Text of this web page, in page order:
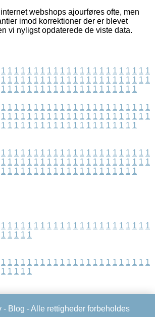
webshops ajourføres ofte, men
imod korrektioner der er blevet
vi nyligst opdaterede de viste data.
1 1 1 1 1 1 1 1 1 1 1 1 1 1 1 1 1 1 1 1 1 1 1
1 1 1 1 1 1 1 1 1 1 1 1 1 1 1 1 1 1 1 1 1 1 1
1 1 1 1 1 1 1 1 1 1 1 1 1 1 1 1 1 1 1 1 1
1 1 1 1 1 1 1 1 1 1 1 1 1 1 1 1 1 1 1 1 1 1 1
1 1 1 1 1 1 1 1 1 1 1 1 1 1 1 1 1 1 1 1 1 1 1
1 1 1 1 1 1 1 1 1 1 1 1 1 1 1 1 1 1 1 1 1
1 1 1 1 1 1 1 1 1 1 1 1 1 1 1 1 1 1 1 1 1 1 1
1 1 1 1 1 1 1 1 1 1 1 1 1 1 1 1 1 1 1 1 1 1 1
1 1 1 1 1 1 1 1 1 1 1 1 1 1 1 1 1 1 1 1 1
1 1 1 1 1 1 1 1 1 1 1 1 1 1 1 1 1 1 1 1 1 1 1
1 1 1 1 1
1 1 1 1 1 1 1 1 1 1 1 1 1 1 1 1 1 1 1 1 1 1 1
1 1 1 1 1
- Blog - Alle rettigheder forbeholdes